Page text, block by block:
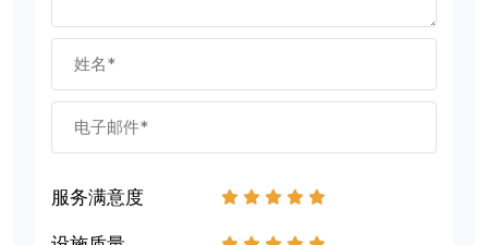
服务满意度 5
4
3
2